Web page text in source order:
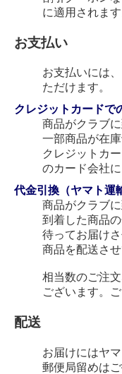
に適用されます
お支払い
お支払いには
ただけます。
クレジットカードで
商品がクラブ
一部商品が在
クレジットカ
のカード会社
代金引換（ヤマト運
商品がクラブ
到着した商品
待ってお届け
商品を配送さ
相当数のご注
ございます。
配送
お届けにはヤ
郵便局留めは